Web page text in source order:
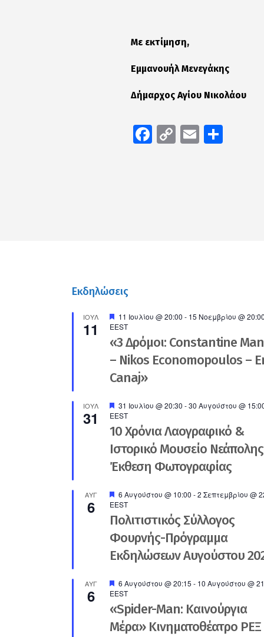
Με εκτίμηση,
Εμμανουήλ Μενεγάκης
Δήμαρχος Αγίου Νικολάου
Facebook
CopyEmail
Εκδηλώσεις
ΙΟΎΛ
11
Προτεινόμενο
11 Ιουλίου @ 20:00 - 15 Νοεμβρίου @
EEST
«3 Δρόμοι: Constantine
– Nikos Economopoulos –
Canaj»
ΙΟΎΛ
31
Προτεινόμενο
31 Ιουλίου @ 20:30 -30 Αυγούστου @
EEST
10 Χρόνια Λαογραφικό &
Ιστορικό Μουσείο
Έκθεση Φωτογραφίας
ΑΥΓ
6
Προτεινόμενο
6 Αυγούστου @ 10:00 -2 Σεπτεμβρίου @
EEST
Πολιτιστικός Σύλλογος
Φουρνής-Πρόγραμμα
Εκδηλώσεων Αυγούστου
ΑΥΓ
6
Προτεινόμενο
6 Αυγούστου @ 20:15 - 10 Αυγούστου @
EEST
«Spider-Man: Καινούργια
Μέρα» Κινηματοθέατρο ΡΕΞ